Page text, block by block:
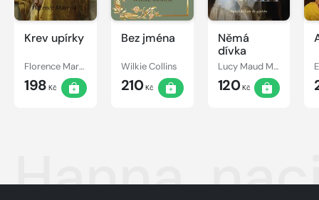
Krev upírky
Florence Marryat
198 Kč
Bez jména
Wilkie Collins
210Kč
Němá
dívka
Lucy Maud Montgomery
120Kč
Hanna,